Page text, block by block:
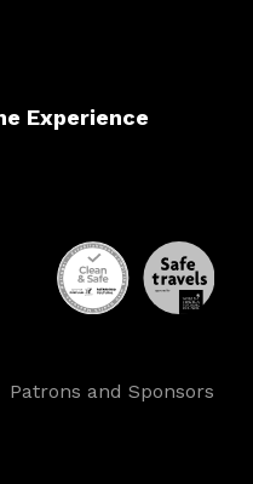
Experience
Patrons and Sponsors